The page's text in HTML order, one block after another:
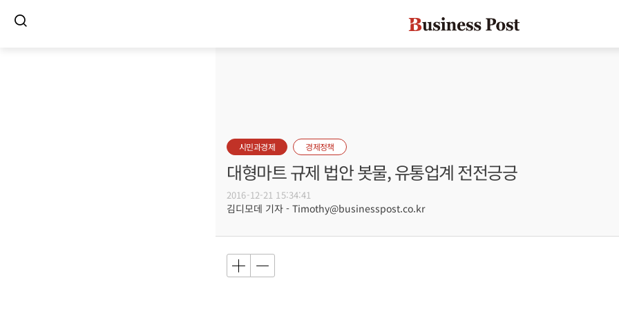
시민과경제 경제정책
대형마트 규제 법안 봇물, 유통업계 전전긍긍
2016-12-21 15:34:41
김디모데 기자 - Timothy@businesspost.co.kr